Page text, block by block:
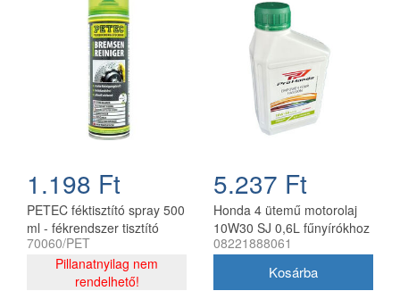
1.198 Ft
PETEC féktisztító spray 500
ml - fékrendszer tisztító
aeroszol
70060/PET
Pillanatnyilag nem
rendelhető!
5.237 Ft
Honda 4 ütemű motorolaj
10W30 SJ 0,6L fűnyírókhoz
08221888061